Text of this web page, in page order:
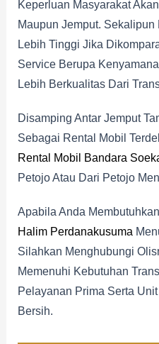
Keperluan Masyarakat
Maupun Jemput.
Lebih Tinggi Jika
Service Berupa
Lebih Berkualitas Dari
Disamping Antar Jemput
Sebagai Rental Mobil
Rental Mobil Bandara
Petojo Atau Dari Petojo
Apabila Anda Membutuhkan
Halim Perdanakusuma
Silahkan Menghubungi
Memenuhi Kebutuhan
Pelayanan Prima Serta
Bersih.